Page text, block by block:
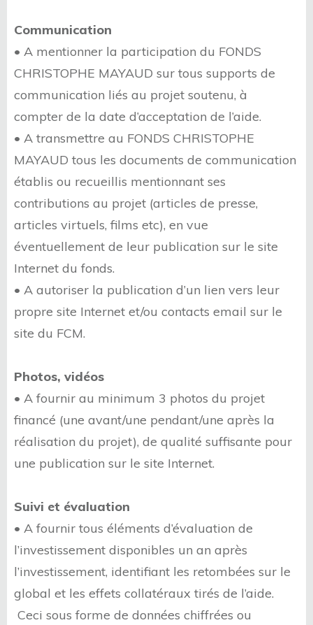
Communication
• A mentionner la participation du FONDS
CHRISTOPHE MAYAUD sur tous supports de
communication liés au projet soutenu, à
compter de la date d’acceptation de l’aide.
• A transmettre au FONDS CHRISTOPHE
MAYAUD tous les documents de communication
établis ou recueillis mentionnant ses
contributions au projet (articles de presse,
articles virtuels, films etc), en vue
éventuellement de leur publication sur le site
Internet du fonds.
• A autoriser la publication d’un lien vers leur
propre site Internet et/ou contacts email sur le
site du FCM.
Photos, vidéos
• A fournir au minimum 3 photos du projet
financé (une avant/une pendant/une après la
réalisation du projet), de qualité suffisante pour
une publication sur le site Internet.
Suivi et évaluation
• A fournir tous éléments d’évaluation de
l’investissement disponibles un an après
l’investissement, identifiant les retombées sur le
global et les effets collatéraux tirés de l’aide.
Ceci sous forme de données chiffrées ou